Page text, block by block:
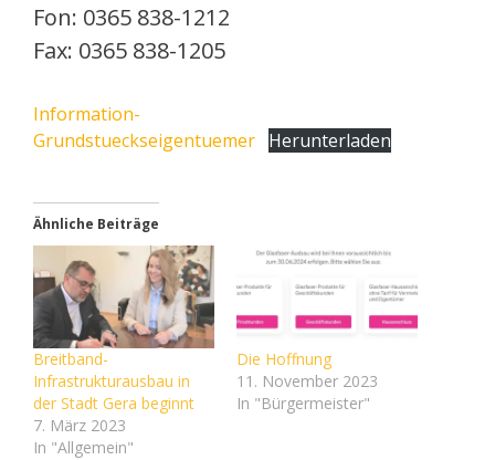
Fon: 0365 838-1212
Fax: 0365 838-1205
Information-
Grundstueckseigentuemer Herunterladen
Ähnliche Beiträge
Breitband-
Infrastrukturausbau in
der Stadt Gera beginnt
7. März 2023
In "Allgemein"
Die Hoffnung
11. November 2023
In "Bürgermeister"